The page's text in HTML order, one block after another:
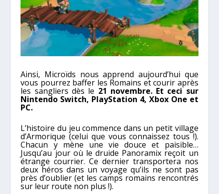
Ainsi, Microïds nous apprend aujourd’hui que
vous pourrez baffer les Romains et courir après
les sangliers dès le 21 novembre. Et cecisur
Nintendo Switch, PlayStation 4, Xbox One et
PC.
L’histoire du jeu commence dans un petit village
d’Armorique (celui que vous connaissez tous !).
Chacun y mène une vie douce et paisible…
Jusqu’au jour où le druide Panoramix reçoit un
étrange courrier. Ce dernier transportera nos
deux héros dans un voyage qu’ils ne sont pas
près d’oublier (et les camps romains rencontrés
sur leur route non plus !).